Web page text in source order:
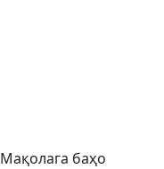
Мақолага баҳо